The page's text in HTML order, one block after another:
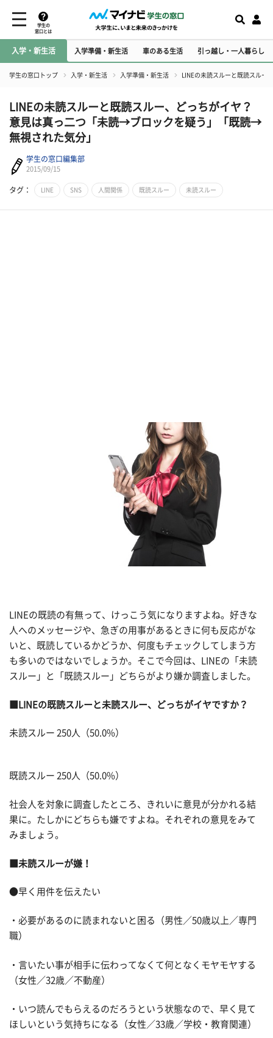
学生の
窓口とは
入学・新生活 入学準備・新生活 車のある生活 引っ越し・一人暮らし
学生の窓口トップ 入学・新生活 入学準備・新生活 LINEの未読スルーと既読スルー
LINEの未読スルーと既読スルー、どっちがイヤ？
意見は真っ二つ「未読→ブロックを疑う」「既読→
無視された気分」
学生の窓口編集部
2015/09/15
タグ： LINE SNS 人間関係 既読スルー 未読スルー
LINEの既読の有無って、けっこう気になりますよね。好きな
人へのメッセージや、急ぎの用事があるときに何も反応がな
いと、既読しているかどうか、何度もチェックしてしまう方
も多いのではないでしょうか。そこで今回は、LINEの「未読
スルー」と「既読スルー」どちらがより嫌か調査しました。
■LINEの既読スルーと未読スルー、どっちがイヤですか？
未読スルー 250人（50.0%）
既読スルー 250人（50.0%）
社会人を対象に調査したところ、きれいに意見が分かれる結
果に。たしかにどちらも嫌ですよね。それぞれの意見をみて
みましょう。
■未読スルーが嫌！
●早く用件を伝えたい
・必要があるのに読まれないと困る（男性／50歳以上／専門
職）
・言いたい事が相手に伝わってなくて何となくモヤモヤする
（女性／32歳／不動産）
・いつ読んでもらえるのだろうという状態なので、早く見て
ほしいという気持ちになる（女性／33歳／学校・教育関連）